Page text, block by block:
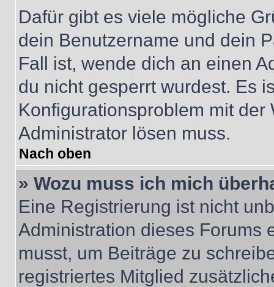
Dafür gibt es viele mögliche
dein Benutzername und dein
Fall ist, wende dich an einen
du nicht gesperrt wurdest. Es
Konfigurationsproblem mit
Administrator lösen muss.
Nach oben
» Wozu muss ich mich
Eine Registrierung ist nicht
Administration dieses Forums
musst, um Beiträge zu
registriertes Mitglied